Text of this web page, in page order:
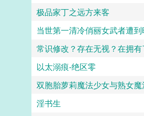
极品家丁之远方来客
以太溺痕-绝区零
淫书生